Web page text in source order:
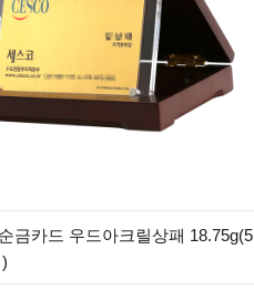
금카드 우드아크릴상패 18.75g(5